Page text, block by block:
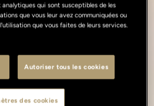
qui sont susceptibles de les
que vous leur avez communiquées ou
que vous faites de leurs services.
Autoriser tous les cookies
des cookies